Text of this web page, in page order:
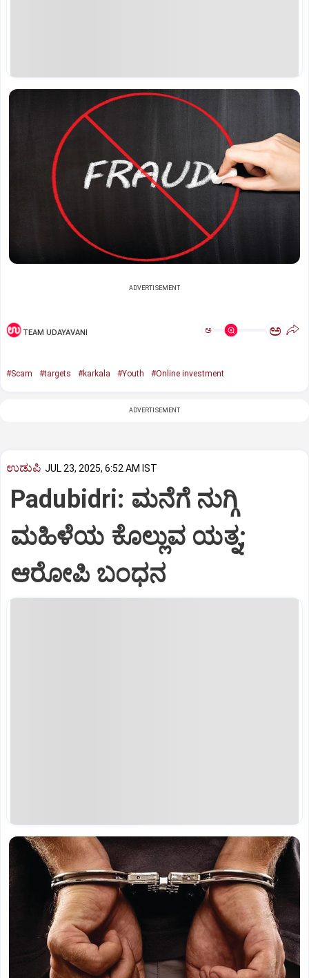
ADVERTISEMENT
TEAM UDAYAVANI ಅ ಅ
#Scam #targets #karkala #Youth #Online investment
ADVERTISEMENT
ಉಡುಪಿ JUL 23, 2025, 6:52 AM IST
Padubidri: ಮನೆಗೆ ನುಗ್ಗಿ
ಮಹಿಳೆಯ ಕೊಲ್ಲುವ ಯತ್ನ;
ಆರೋಪಿ ಬಂಧನ